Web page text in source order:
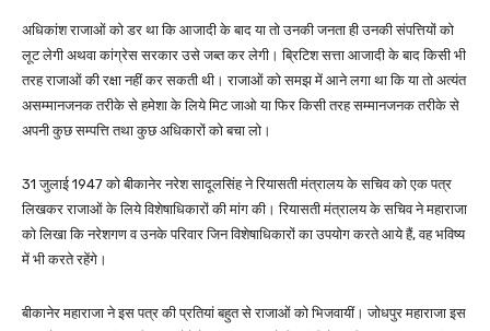
अधिकांश राजाओं को डर था कि आजादी के बाद या तो उनकी जनता ही उनकी संपत्तियों को
लूट लेगी अथवा कांग्रेस सरकार उसे जब्त कर लेगी। ब्रिटिश सत्ता आजादी के बाद किसी भी
तरह राजाओं की रक्षा नहीं कर सकती थी। राजाओं को समझ में आने लगा था कि या तो अत्यंत
असम्मानजनक तरीके से हमेशा के लिये मिट जाओ या फिर किसी तरह सम्मानजनक तरीके से
अपनी कुछ सम्पत्ति तथा कुछ अधिकारों को बचा लो।
31 जुलाई 1947 को बीकानेर नरेश सादूलसिंह ने रियासती मंत्रालय के सचिव को एक पत्र
लिखकर राजाओं के लिये विशेषाधिकारों की मांग की। रियासती मंत्रालय के सचिव ने महाराजा
को लिखा कि नरेशगण व उनके परिवार जिन विशेषाधिकारों का उपयोग करते आये हैं, वह भविष्य
में भी करते रहेंगे।
बीकानेर महाराजा ने इस पत्र की प्रतियां बहुत से राजाओं को भिजवायीं। जोधपुर महाराजा इस